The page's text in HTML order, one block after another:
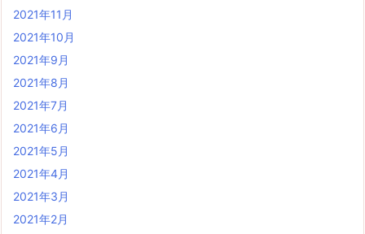
2021年11月
2021年10月
2021年9月
2021年8月
2021年7月
2021年6月
2021年5月
2021年4月
2021年3月
2021年2月